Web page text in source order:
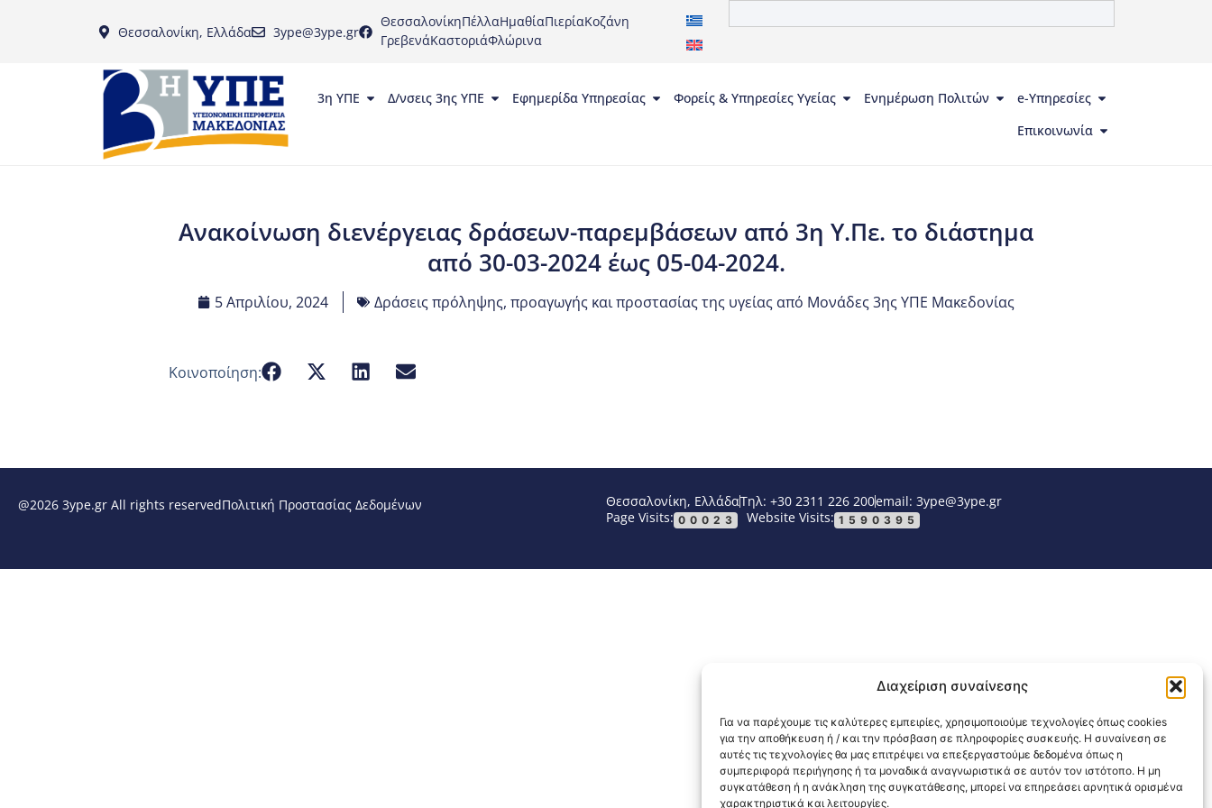
Διαχείριση συναίνεσης
Για να παρέχουμε τις καλύτερες εμπειρίες, χρησιμοποιούμε τεχνολογίες όπως cookies
για την αποθήκευση ή / και την πρόσβαση σε πληροφορίες συσκευής. Η συναίνεση σε
αυτές τις τεχνολογίες θα μας επιτρέψει να επεξεργαστούμε δεδομένα όπως η
συμπεριφορά περιήγησης ή τα μοναδικά αναγνωριστικά σε αυτόν τον ιστότοπο. Η μη
συγκατάθεση ή η ανάκληση της συγκατάθεσης, μπορεί να επηρεάσει αρνητικά ορισμένα
χαρακτηριστικά και λειτουργίες.
Θεσσαλονίκη, Ελλάδα 3ype@3ype.gr
ΘεσσαλονίκηΠέλλαΗμαθίαΠιερίαΚοζάνη
ΓρεβενάΚαστοριάΦλώρινα
3η ΥΠΕ Δ/νσεις 3ης ΥΠΕ Εφημερίδα Υπηρεσίας Φορείς & Υπηρεσίες Υγείας Ενημέρωση Πολιτών
e-Υπηρεσίες
Επικοινωνία
Ανακοίνωση διενέργειας δράσεων-παρεμβάσεων από 3η Υ.Πε. το διάστημα
από 30-03-2024 έως 05-04-2024.
5 Απριλίου, 2024 Δράσεις πρόληψης, προαγωγής και προστασίας της υγείας από Μονάδες 3ης ΥΠΕ Μακεδονίας
Κοινοποίηση:
@2026 3ype.gr All rights reservedΠολιτική Προστασίας Δεδομένων Θεσσαλονίκη, ΕλλάδαΤηλ: +30 2311 226 200email: 3ype@3ype.gr
Page Visits: 00023 Website Visits: 1590395